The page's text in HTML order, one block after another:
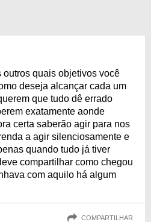
outros quais objetivos você
deseja alcançar cada um
que tudo dê errado
exatamente aonde
certa saberão agir para nos
a agir silenciosamente e
quando tudo já tiver
compartilhar como chegou
com aquilo há algum
COMPARTILHAR